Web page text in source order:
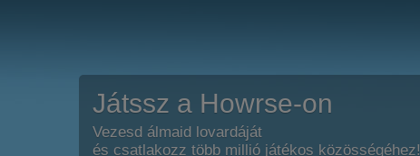
Játssz a Howrse-on
Vezesd álmaid lovardáját
és csatlakozz több millió játékos közösségéhez!